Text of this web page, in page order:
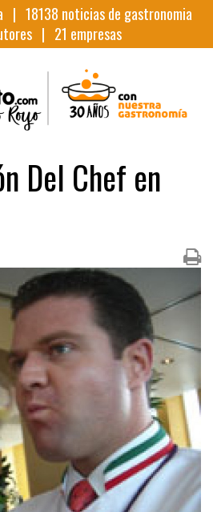
| 18138 noticias de gastronomia
| 21 empresas
Del Chef en